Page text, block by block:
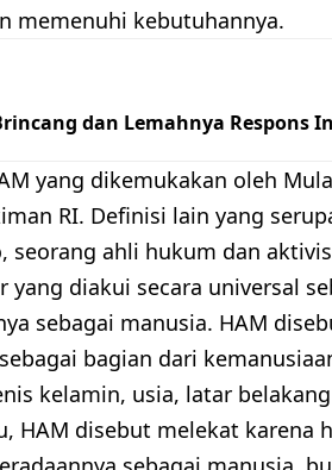
memenuhi kebutuhannya.
dan Lemahnya Respons
yang dikemukakan oleh
RI. Definisi lain yang
seorang ahli hukum dan
yang diakui secara universal
sebagai manusia. HAM
bagian dari
kelamin, usia, latar
HAM disebut melekat karena